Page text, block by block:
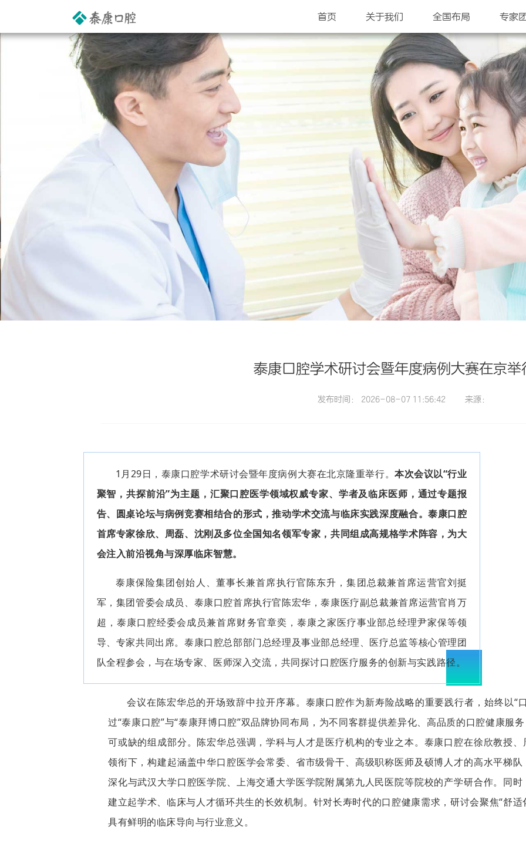
首页 关于我们 全国布局 专家
泰康口腔学术研讨会暨年度病例大赛在京举
发布时间： 2026-08-07 11:56:42 来源：
1月29日，泰康口腔学术研讨会暨年度病例大赛在北京隆重举行。本次会议以“行业
聚智，共探前沿”为主题，汇聚口腔医学领域权威专家、学者及临床医师，通过专题报
告、圆桌论坛与病例竞赛相结合的形式，推动学术交流与临床实践深度融合。泰康口腔
首席专家徐欣、周磊、沈刚及多位全国知名领军专家，共同组成高规格学术阵容，为大
会注入前沿视角与深厚临床智慧。
泰康保险集团创始人、董事长兼首席执行官陈东升，集团总裁兼首席运营官刘挺
军，集团管委会成员、泰康口腔首席执行官陈宏华，泰康医疗副总裁兼首席运营官肖万
超，泰康口腔经委会成员兼首席财务官章奕，泰康之家医疗事业部总经理尹家保等领
导、专家共同出席。泰康口腔总部部门总经理及事业部总经理、医疗总监等核心管理团
队全程参会，与在场专家、医师深入交流，共同探讨口腔医疗服务的创新与实践路径。
会议在陈宏华总的开场致辞中拉开序幕。泰康口腔作为新寿险战略的重要践行者，始终以“
过“泰康口腔”与“泰康拜博口腔”双品牌协同布局，为不同客群提供差异化、高品质的口腔健康服
可或缺的组成部分。陈宏华总强调，学科与人才是医疗机构的专业之本。泰康口腔在徐欣教授
领衔下，构建起涵盖中华口腔医学会常委、省市级骨干、高级职称医师及硕博人才的高水平梯
深化与武汉大学口腔医学院、上海交通大学医学院附属第九人民医院等院校的产学研合作。同
建立起学术、临床与人才循环共生的长效机制。针对长寿时代的口腔健康需求，研讨会聚焦“舒适
具有鲜明的临床导向与行业意义。